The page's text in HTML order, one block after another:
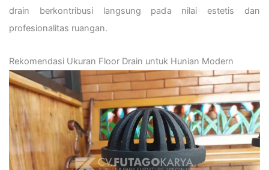
drain berkontribusi langsung pada nilai estetis dan
profesionalitas ruangan.
Rekomendasi Ukuran Floor Drain untuk Hunian Modern